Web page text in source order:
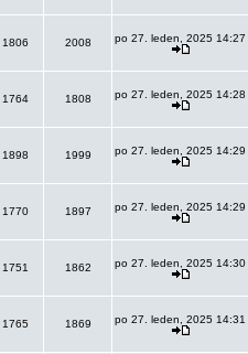
1806 2008 po 27. leden, 2025 14:27
1764 1808 po 27. leden, 2025 14:28
1898 1999 po 27. leden, 2025 14:29
1770 1897 po 27. leden, 2025 14:29
1751 1862 po 27. leden, 2025 14:30
1765 1869 po 27. leden, 2025 14:31